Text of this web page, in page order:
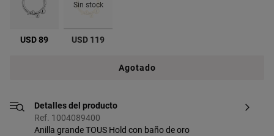
USD 89
Sin stock
seleccionado
USD 119
Agotado
Detalles del producto
Ref. 1004089400
Anilla grande TOUS Hold con baño de oro